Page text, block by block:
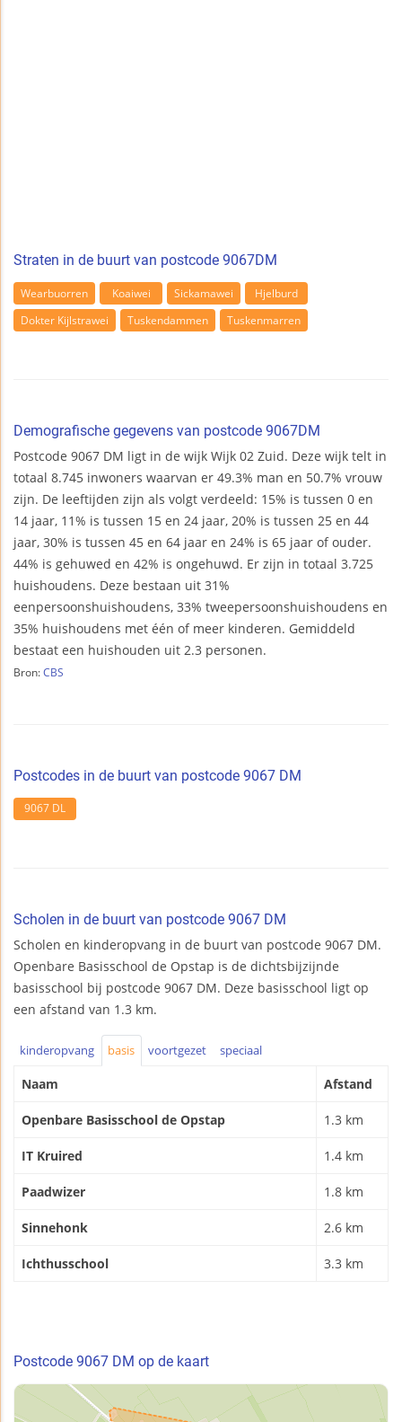
Straten in de buurt van postcode 9067DM
Wearbuorren Koaiwei Sickamawei
Hjelburd
Dokter Kijlstrawei
Tuskendammen Tuskenmarren
Demografische gegevens van postcode 9067DM
Postcode 9067 DM ligt in de wijk Wijk 02 Zuid. Deze wijk telt in
totaal 8.745 inwoners waarvan er 49.3% man en 50.7% vrouw
zijn. De leeftijden zijn als volgt verdeeld: 15% is tussen 0 en
14 jaar, 11% is tussen 15 en 24 jaar, 20% is tussen 25 en 44
jaar, 30% is tussen 45 en 64 jaar en 24% is 65 jaar of ouder.
44% is gehuwed en 42% is ongehuwd. Er zijn in totaal 3.725
huishoudens. Deze bestaan uit 31%
eenpersoonshuishoudens, 33% tweepersoonshuishoudens en
35% huishoudens met één of meer kinderen. Gemiddeld
bestaat een huishouden uit 2.3 personen.
Bron: CBS
Postcodes in de buurt van postcode 9067 DM
9067 DL
Scholen in de buurt van postcode 9067 DM
Scholen en kinderopvang in de buurt van postcode 9067 DM.
Openbare Basisschool de Opstap is de dichtsbijzijnde
basisschool bij postcode 9067 DM. Deze basisschool ligt op
een afstand van 1.3 km.
kinderopvang basis voortgezet speciaal
Naam Afstand
Openbare Basisschool de Opstap 1.3 km
IT Kruired 1.4 km
Paadwizer 1.8 km
Sinnehonk 2.6 km
Ichthusschool 3.3 km
Postcode 9067 DM op de kaart